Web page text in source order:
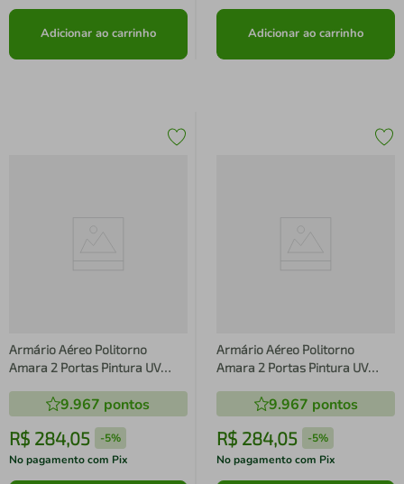
Adicionar ao carrinho Adicionar ao carrinho
Armário Aéreo Politorno
Amara 2 Portas Pintura UV
9.967 pontos
R$ 284,05 -5%
No pagamento com Pix
Armário Aéreo Politorno
Amara 2 Portas Pintura UV
9.967 pontos
R$ 284,05 -5%
No pagamento com Pix